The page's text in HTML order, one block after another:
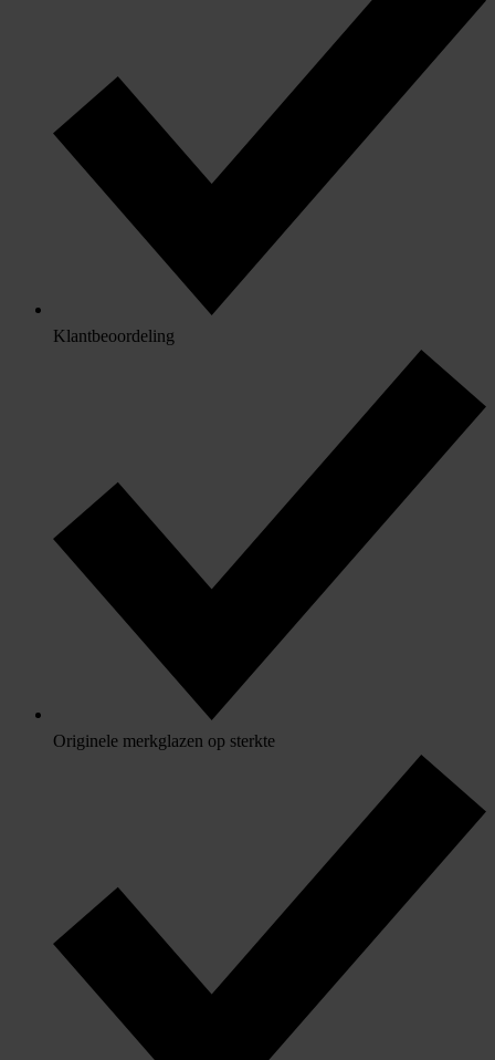
Klantbeoordeling
Originele merkglazen op sterkte